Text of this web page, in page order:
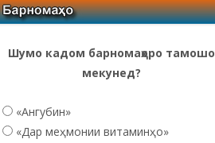
Шумо кадом барномаҳоро тамошо
мекунед?
«Ангубин»
«Дар меҳмонии витаминҳо»